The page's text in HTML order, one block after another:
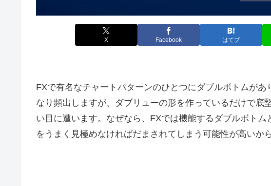
X Facebook はてブ
FXで有名なチャートパターンのひとつにダブルボトムが
なり頻出しますが、ダブリューの形を作っているだけで底
い目に遭います。なぜなら、 FXでは機能するダブルボトム
をうまく見極めなければだまされてしまう可能性が高いから